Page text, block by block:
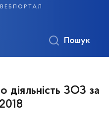
Пошук
діяльність ЗОЗ за